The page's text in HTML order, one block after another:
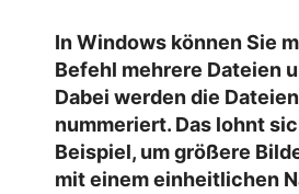
In Windows können Sie
Befehl mehrere Dateien
Dabei werden die
nummeriert. Das lohnt
Beispiel, um größere
mit einem einheitlichen